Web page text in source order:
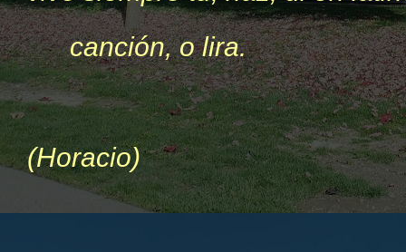
canción, o lira.
(Horacio)